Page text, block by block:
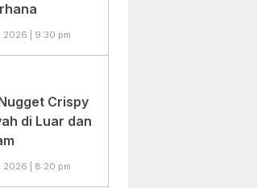
2026 | 9:30 pm
Crispy
di Luar dan
2026 | 8:20 pm